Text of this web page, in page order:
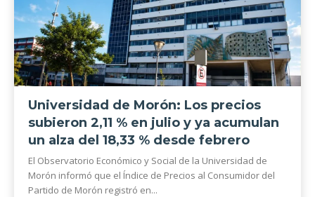
Universidad de Morón: Los precios
subieron 2,11 % en julio y ya acumulan
un alza del 18,33 % desde febrero
El Observatorio Económico y Social de la Universidad de
Morón informó que el Índice de Precios al Consumidor del
Partido de Morón registró en...